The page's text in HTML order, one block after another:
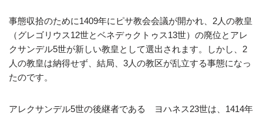
事態収拾のために1409年にピサ教会会議が開かれ、2人の教皇
（グレゴリウス12世とベネデゥクトゥス13世）の廃位とアレ
クサンデル5世が新しい教皇として選出されます。しかし、2
人の教皇は納得せず、結局、3人の教区が乱立する事態になっ
たのです。
アレクサンデル5世の後継者である ヨハネス23世は、1414年